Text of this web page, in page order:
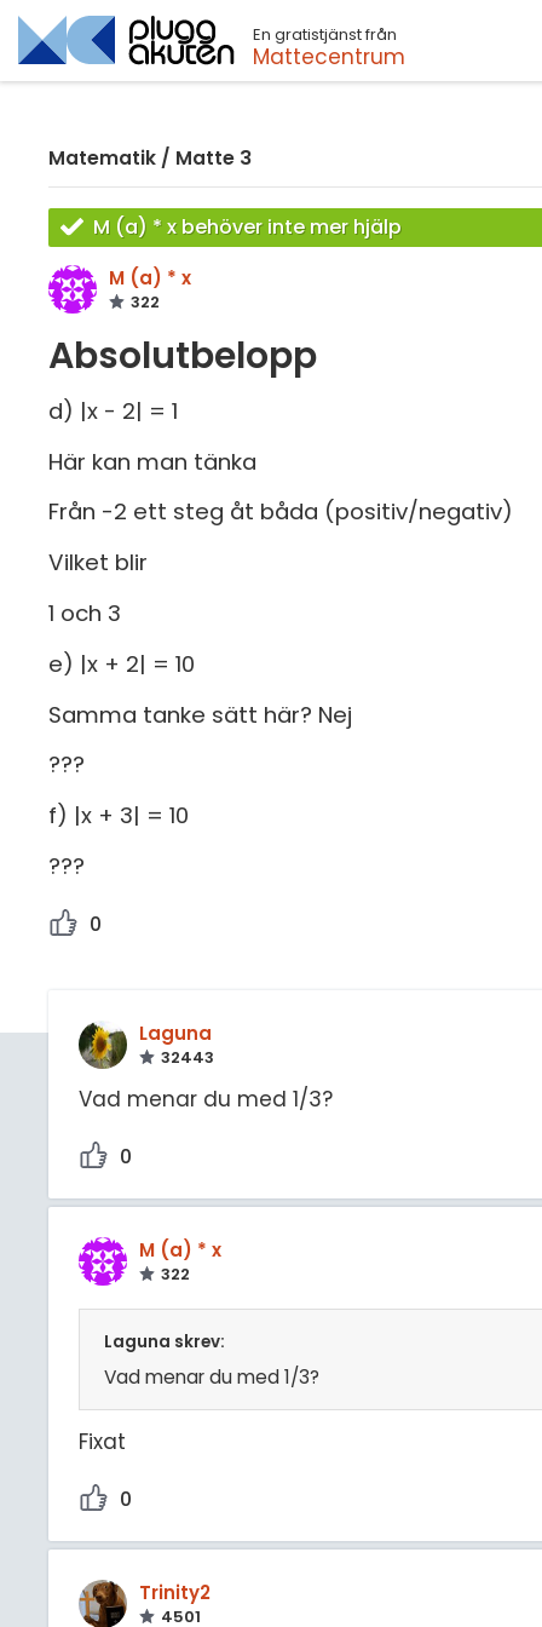
En gratistjänst från
Mattecentrum
Matematik / Matte 3
M (a) * x behöver inte mer hjälp
M (a) * x
322
Absolutbelopp
d) |x - 2| = 1
Här kan man tänka
Från -2 ett steg åt båda (positiv/negativ)
Vilket blir
1 och 3
e) |x + 2| = 10
Samma tanke sätt här? Nej
???
f) |x + 3| = 10
???
0
Laguna
32443
Vad menar du med 1/3?
0
M (a) * x
322
Laguna skrev:
Vad menar du med 1/3?
Fixat
0
Trinity2
4501
Sök